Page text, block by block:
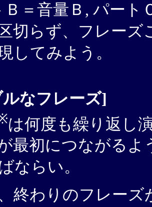
Ｂ＝音量Ｂ, パー
切らず、フレー
してみよう。
なフレーズ]
は何度も繰り返し
最初につながる
ならい。
終わりのフレーズ